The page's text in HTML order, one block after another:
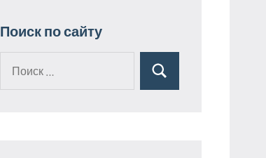
Поиск по сайту
Поиск